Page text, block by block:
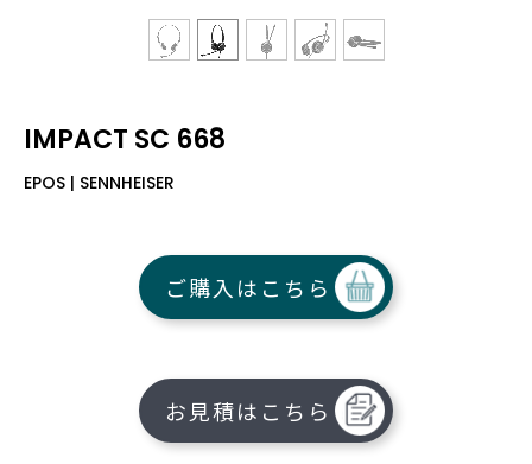
IMPACT SC 668
EPOS | SENNHEISER
ご購入はこちら
お見積はこちら